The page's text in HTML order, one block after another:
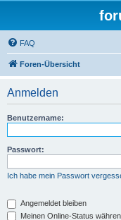
FAQ
Foren-Übersicht
Anmelden
Benutzername:
Passwort:
Ich habe mein Passwort
Angemeldet bleiben
Meinen Online-Status